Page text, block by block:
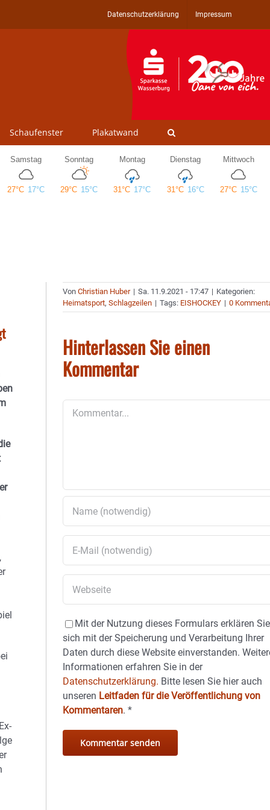
Datenschutzerklärung Impressum
Schaufenster Plakatwand
VonChristian Huber | Sa. 11.9.2021 - 17:47 | Kategorien:
Heimatsport,Schlagzeilen | Tags: EISHOCKEY | 0
Hinterlassen Sie einen
Kommentar
Mit der Nutzung dieses Formulars erklären Sie
sich mit der Speicherung und Verarbeitung Ihrer
Daten durch diese Website einverstanden.
Informationen erfahren Sie in der
Datenschutzerklärung. Bitte lesen Sie hier auch
unseren Leitfaden für die Veröffentlichung von
Kommentaren.*